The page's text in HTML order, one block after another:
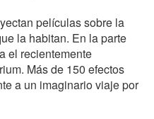
películas sobre la
la habitan. En la parte
el recientemente
Más de 150 efectos
a un imaginario viaje por